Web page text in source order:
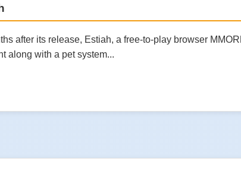
after its release, Estiah, a free-to-play browser
along with a pet system...